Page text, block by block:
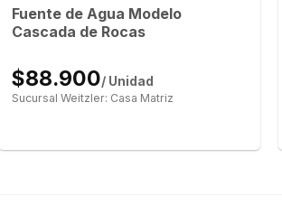
Fuente de Agua Modelo
Cascada de Rocas
$88.900/ Unidad
Sucursal Weitzler: Casa Matriz